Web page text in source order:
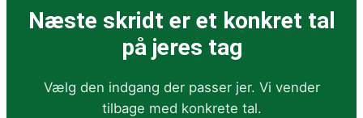
Næste skridt er et konkret tal
på jeres tag
Vælg den indgang der passer jer. Vi vender
tilbage med konkrete tal.